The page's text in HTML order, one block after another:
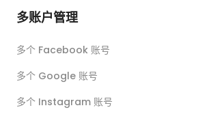
多账户管理
多个 Facebook 账号
多个 Google 账号
多个 Instagram 账号